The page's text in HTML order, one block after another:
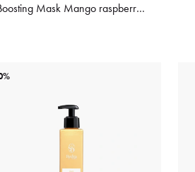
Mask Mango raspberry,